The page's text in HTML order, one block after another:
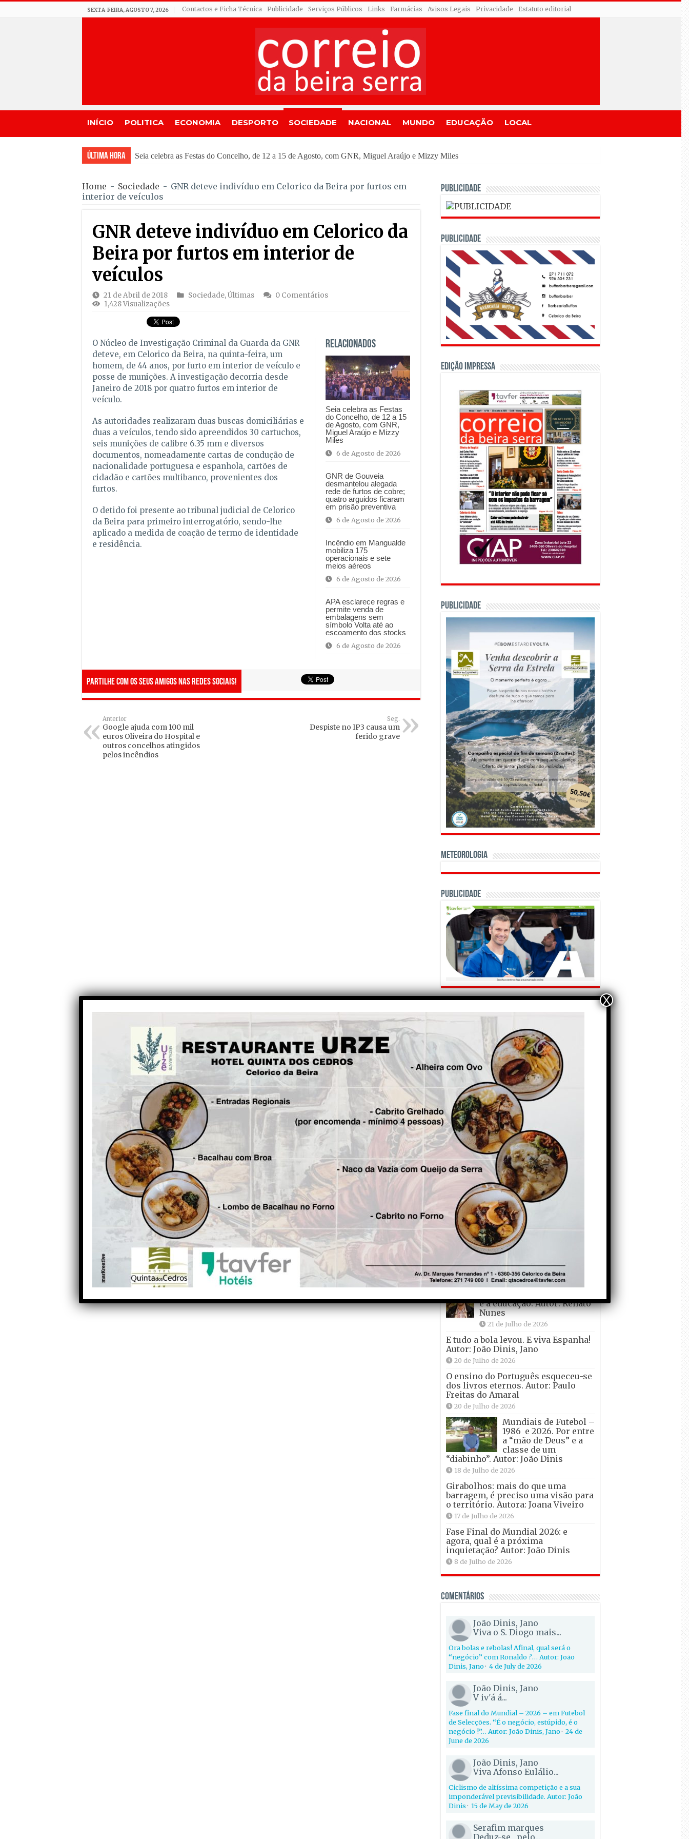
SEXTA-FEIRA, AGOSTO 7, 2026 Contactos e Ficha Técnica Publicidade Serviços Públicos Links Farmácias Avisos Legais Privacidade Estatuto editorial
INÍCIO POLITICA ECONOMIA DESPORTO SOCIEDADE NACIONAL MUNDO EDUCAÇÃO LOCAL
Última Hora GNR de Gouveia desmantelo
Home - Sociedade - GNR deteve indivíduo em Celorico da Beira por furtos em
interior de veículos
GNR deteve indivíduo em Celorico da
Beira por furtos em interior de
veículos
21 de Abril de 2018 Sociedade,Últimas
0 Comentários
1,428 Visualizações
Relacionados
Seia celebra as Festas
do Concelho, de 12 a 15
de Agosto, com GNR,
Miguel Araújo e Mizzy
Miles
6 de Agosto de 2026
GNR de Gouveia
desmantelou alegada
rede de furtos de cobre;
quatro arguidos ficaram
em prisão preventiva
6 de Agosto de 2026
Incêndio em Mangualde
mobiliza 175
operacionais e sete
meios aéreos
6 de Agosto de 2026
APA esclarece regras e
permite venda de
embalagens sem
símbolo Volta até ao
escoamento dos stocks
6 de Agosto de 2026
O Núcleo de Investigação Criminal da Guarda da GNR
deteve, em Celorico da Beira, na quinta-feira, um
homem, de 44 anos, por furto em interior de veículo e
posse de munições. A investigação decorria desde
Janeiro de 2018 por quatro furtos em interior de
veículo.
As autoridades realizaram duas buscas domiciliárias e
duas a veículos, tendo sido apreendidos 30 cartuchos,
seis munições de calibre 6.35 mm e diversos
documentos, nomeadamente cartas de condução de
nacionalidade portuguesa e espanhola, cartões de
cidadão e cartões multibanco, provenientes dos
furtos.
O detido foi presente ao tribunal judicial de Celorico
da Beira para primeiro interrogatório, sendo-lhe
aplicado a medida de coação de termo de identidade
e residência.
Partilhe com os seus amigos nas redes sociais!
Anterior
Google ajuda com 100 mil
euros Oliveira do Hospital e
outros concelhos atingidos
pelos incêndios
Seg.
Despiste no IP3 causa um
ferido grave
PUBLICIDADE
PUBLICIDADE
Edição Impressa
PUBLICIDADE
Meteorologia
Publicidade
Matraquilhos… Autor:
Fernando Roldão
6 de Agosto de 2026
A marca Sporting em
todo o mundo está a
crescer atrás de
Ronaldo. Autor: Paulo
Freitas do Amaral
5 de Agosto de 2026
Falso crescimento…
Autor: Nuno Pereira
1 de Agosto de 2026
Tadei Pogacar vence o
“Tour” – A “Volta a
França em Bicicleta”
pela quinta vez! Autor:
João Dinis
27 de Julho de 2026
Condecorem o
Primeiro ! – que ele
Autor: Carlos Martelo
24 de Julho de 2026
e a educação. Autor: Renato
Nunes
21 de Julho de 2026
E tudo a bola levou. E viva Espanha!
Autor: João Dinis, Jano
20 de Julho de 2026
O ensino do Português esqueceu-se
dos livros eternos. Autor: Paulo
Freitas do Amaral
20 de Julho de 2026
Mundiais de Futebol –
1986 e 2026. Por entre
a “mão de Deus” e a
classe de um
“diabinho”. Autor: João Dinis
18 de Julho de 2026
Girabolhos: mais do que uma
barragem, é preciso uma visão para
o território. Autora: Joana Viveiro
17 de Julho de 2026
Fase Final do Mundial 2026: e
agora, qual é a próxima
inquietação? Autor: João Dinis
8 de Julho de 2026
Comentários
João Dinis, Jano
Viva o S. Diogo mais...
Ora bolas e rebolas! Afinal, qual será o
“negócio” com Ronaldo ?… Autor: João
Dinis, Jano· 4 de July de 2026
João Dinis, Jano
V iv'á á...
Fase final do Mundial – 2026 – em Futebol
de Selecções. “É o negócio, estúpido, é o
negócio !”… Autor: João Dinis, Jano· 24 de
June de 2026
João Dinis, Jano
Viva Afonso Eulálio...
Ciclismo de altíssima competição e a sua
imponderável previsibilidade. Autor: João
Dinis· 15 de May de 2026
Serafim marques
X